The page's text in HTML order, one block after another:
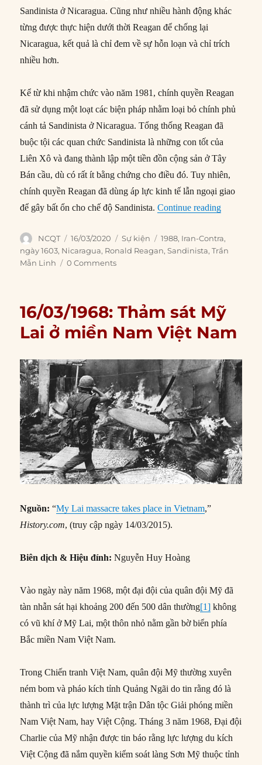
Sandinista ở Nicaragua. Cũng như nhiều hành động khác
từng được thực hiện dưới thời Reagan để chống lại
Nicaragua, kết quả là chỉ đem về sự hỗn loạn và chỉ trích
nhiều hơn.
Kể từ khi nhậm chức vào năm 1981, chính quyền Reagan
đã sử dụng một loạt các biện pháp nhằm loại bỏ chính phủ
cánh tả Sandinista ở Nicaragua. Tổng thống Reagan đã
buộc tội các quan chức Sandinista là những con tốt của
Liên Xô và đang thành lập một tiền đồn cộng sản ở Tây
Bán cầu, dù có rất ít bằng chứng cho điều đó. Tuy nhiên,
chính quyền Reagan đã dùng áp lực kinh tế lẫn ngoại giao
để gây bất ổn cho chế độ Sandinista. Continue reading“16/03/
Author
NCQT
Posted
on
16/03/2020 Categories
Sự kiện Tags
1988, Iran-Contra,
ngày 1603, Nicaragua, Ronald Reagan,Sandinista,Trần
Mẫn Linh
0 Comments
16/03/1968: Thảm sát Mỹ
Lai ở miền Nam Việt Nam
Nguồn: “My Lai massacre takes place in Vietnam,”
History.com, (truy cập ngày 14/03/2015).
Biên dịch & Hiệu đính: Nguyễn Huy Hoàng
Vào ngày này năm 1968, một đại đội của quân đội Mỹ đã
tàn nhẫn sát hại khoảng 200 đến 500 dân thường[1] không
có vũ khí ở Mỹ Lai, một thôn nhỏ nằm gần bờ biển phía
Bắc miền Nam Việt Nam.
Trong Chiến tranh Việt Nam, quân đội Mỹ thường xuyên
ném bom và pháo kích tỉnh Quảng Ngãi do tin rằng đó là
thành trì của lực lượng Mặt trận Dân tộc Giải phóng miền
Nam Việt Nam, hay Việt Cộng. Tháng 3 năm 1968, Đại đội
Charlie của Mỹ nhận được tin báo rằng lực lượng du kích
Việt Cộng đã nắm quyền kiểm soát làng Sơn Mỹ thuộc tỉnh